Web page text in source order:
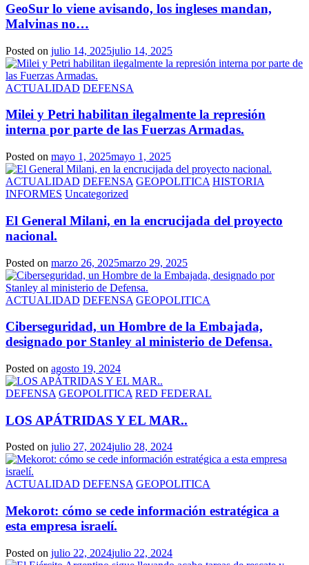
GeoSur lo viene avisando, los ingleses mandan,
Malvinas no…
Posted on julio 14, 2025julio 14, 2025
ACTUALIDAD DEFENSA
Milei y Petri habilitan ilegalmente la represión
interna por parte de las Fuerzas Armadas.
Posted on mayo 1, 2025mayo 1, 2025
ACTUALIDAD DEFENSA GEOPOLITICA HISTORIA
INFORMES Uncategorized
El General Milani, en la encrucijada del proyecto
nacional.
Posted on marzo 26, 2025marzo 29, 2025
ACTUALIDAD DEFENSA GEOPOLITICA
Ciberseguridad, un Hombre de la Embajada,
designado por Stanley al ministerio de Defensa.
Posted on agosto 19, 2024
DEFENSA GEOPOLITICA RED FEDERAL
LOS APÁTRIDAS Y EL MAR..
Posted on julio 27, 2024julio 28, 2024
ACTUALIDAD DEFENSA GEOPOLITICA
Mekorot: cómo se cede información estratégica a
esta empresa israelí.
Posted on julio 22, 2024julio 22, 2024